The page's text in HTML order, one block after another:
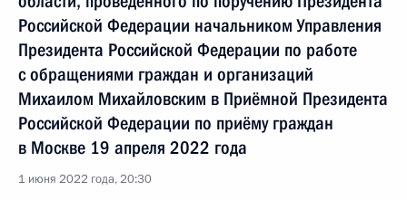
Российской Федерации начальником Управления
Президента Российской Федерации по работе
с обращениями граждан и организаций
Михаилом Михайловским в Приёмной Президента
Российской Федерации по приёму граждан
в Москве 19 апреля 2022 года
1 июня 2022 года, 20:30